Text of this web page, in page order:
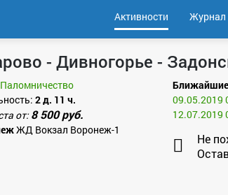
Активности Журнал
- Дивногорье -
Паломничество
2 д. 11 ч.
от: 8 500 руб.
ЖД Вокзал Воронеж-1
09.05.2019
12.07.2019
Не